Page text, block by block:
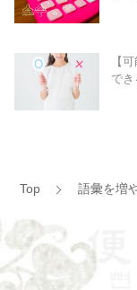
【
で
Top 語彙を増